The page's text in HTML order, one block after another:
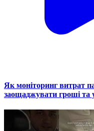
Як моніторинг витрат
заощаджувати гроші та